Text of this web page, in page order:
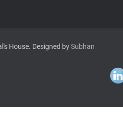
House. Designed bySubhan